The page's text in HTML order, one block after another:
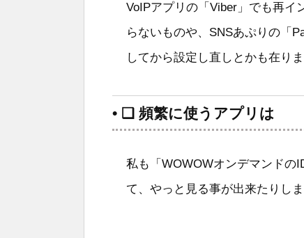
VoIPアプリの「Viber」でも再イ
らないものや、SNSあぷりの「
してから設定し直しとかも在りま
• ❑ 頻繁に使うアプリは
私も「WOWOWオンデマンドの
て、やっと見る事が出来たりしま